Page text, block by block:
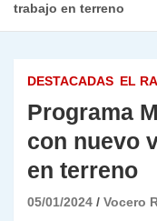
trabajo en terreno
DESTACADAS EL
Programa
con nuevo
en terreno
05/01/2024 Vocero